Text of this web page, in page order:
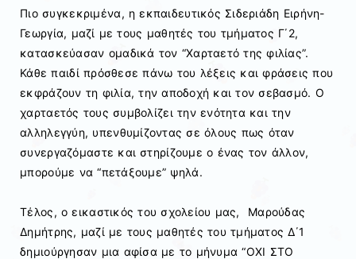
Πιο συγκεκριμένα, η εκπαιδευτικός Σιδεριάδη Ειρήνη-
Γεωργία, μαζί με τους μαθητές του τμήματος Γ΄2,
κατασκεύασαν ομαδικά τον “Χαρταετό της φιλίας”.
Κάθε παιδί πρόσθεσε πάνω του λέξεις και φράσεις που
εκφράζουν τη φιλία, την αποδοχή και τον σεβασμό. Ο
χαρταετός τους συμβολίζει την ενότητα και την
αλληλεγγύη, υπενθυμίζοντας σε όλους πως όταν
συνεργαζόμαστε και στηρίζουμε ο ένας τον άλλον,
μπορούμε να “πετάξουμε” ψηλά.
Τέλος, ο εικαστικός του σχολείου μας, Μαρούδας
Δημήτρης, μαζί με τους μαθητές του τμήματος Δ΄1
δημιούργησαν μια αφίσα με το μήνυμα “ΟΧΙ ΣΤΟ